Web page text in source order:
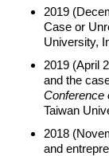
2019
Case or
University,
2019 (April
and the
Conference
Taiwan
2018
and